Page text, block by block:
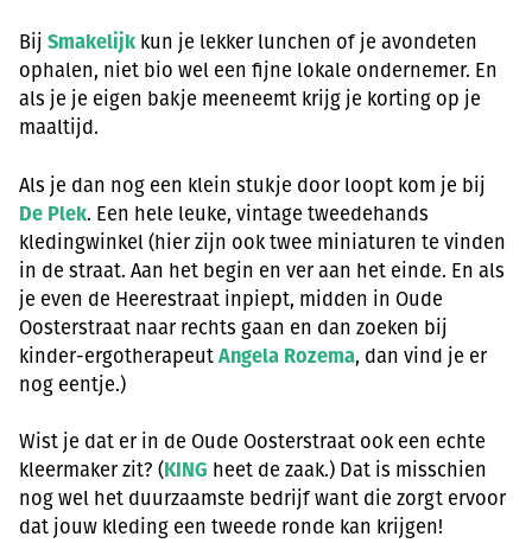
BijSmakelijk kun je lekker lunchen of je avondeten
ophalen, niet bio wel een fijne lokale ondernemer. En
als je je eigen bakje meeneemt krijg je korting op je
maaltijd.
Als je dan nog een klein stukje door loopt kom je bij
De Plek. Een hele leuke, vintage tweedehands
kledingwinkel (hier zijn ook twee miniaturen te vinden
in de straat. Aan het begin en ver aan het einde. En als
je even de Heerestraat inpiept, midden in Oude
Oosterstraat naar rechts gaan en dan zoeken bij
kinder-ergotherapeutAngela Rozema, dan vind je er
nog eentje.)
Wist je dat er in de Oude Oosterstraat ook een echte
kleermaker zit? (KING heet de zaak.) Dat is misschien
nog wel het duurzaamste bedrijf want die zorgt ervoor
dat jouw kleding een tweede ronde kan krijgen!